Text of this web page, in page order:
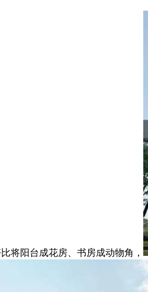
阳台成花房、书房成动物角，